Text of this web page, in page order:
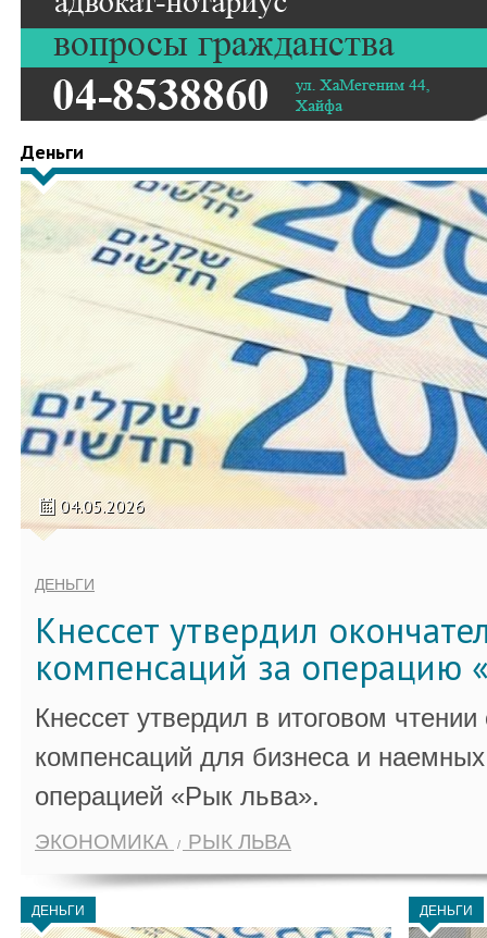
Деньги
04.05.2026
ДЕНЬГИ
Кнессет утвердил
компенсаций за операцию
Кнессет утвердил в итоговом
компенсаций для бизнеса и
операцией «Рык льва».
ЭКОНОМИКА РЫК ЛЬВА
ДЕНЬГИ ДЕНЬГИ